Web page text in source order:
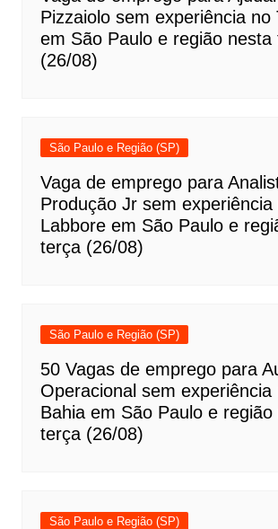
Pizzaiolo sem experiência no
em São Paulo e região nesta
(26/08)
São Paulo e Região (SP)
Vaga de emprego para
Produção Jr sem experiência
Labbore em São Paulo e
terça (26/08)
São Paulo e Região (SP)
50 Vagas de emprego para
Operacional sem experiência
Bahia em São Paulo e região
terça (26/08)
São Paulo e Região (SP)